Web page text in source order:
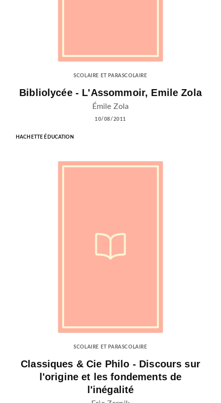
SCOLAIRE ET PARASCOLAIRE
Bibliolycée - L'Assommoir, Emile Zola
Émile Zola
10/08/2011
HACHETTE ÉDUCATION
SCOLAIRE ET PARASCOLAIRE
Classiques & Cie Philo - Discours sur
l'origine et les fondements de
l'inégalité